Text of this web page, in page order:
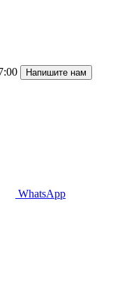
Напишите нам
WhatsApp